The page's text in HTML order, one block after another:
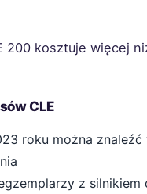
200 kosztuje więcej
CLE
roku można
z